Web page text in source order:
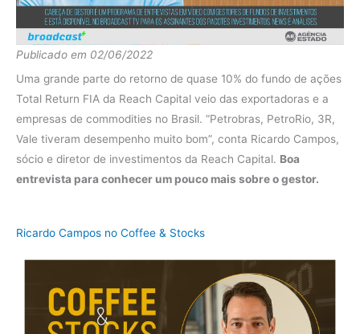
2020
Fundo 15.07%
2.78%
2019
Fundo 38.45%
Ibov 24.46%
Fundo 27.39%
diferença
2017 19.76%
diferença 32.32%
Publicado em 02/06/2022
Uma grande parte do retorno de quase 10% do fundo de ações
Total Return FIA da Reach Capital veio das exportadoras e a
empresas de commodities no Brasil. “Petrobras, PetroRio, 3R,
Vale tiveram desempenho muito bom”, conta Ricardo Campos,
sócio e diretor de investimentos da Reach Capital. Boa
entrevista para conhecer um pouco mais sobre o gestor.
Ricardo Campos no Coffee & Stocks